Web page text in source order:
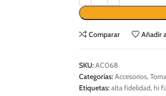
Comparar Añadir
SKU:AC068
Categorías:Accesorios,
Etiquetas:alta fidelidad, hi fi,